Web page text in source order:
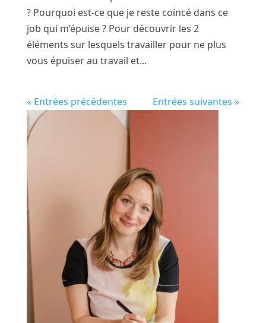
? Pourquoi est-ce que je reste coincé dans ce
job qui m’épuise ? Pour découvrir les 2
éléments sur lesquels travailler pour ne plus
vous épuiser au travail et...
« Entrées précédentes Entrées suivantes »